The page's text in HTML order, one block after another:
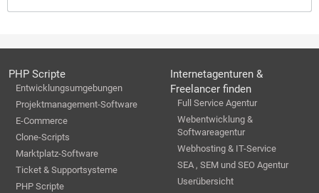
PHP Scripte
Entwicklungsumgebungen
Projektmanagement-Software
E-Commerce
Clone-Scripts
Marktplatz-Software
Ticket & Supportsysteme
PHP Scripte
Internetagenturen &
Freelancer finden
Full Service Agentur
Webentwicklung &
Softwareagentur
Webhosting & IT-Service
SEA , SEM und SEO Agentur
Userübersicht